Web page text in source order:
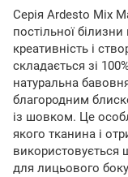
Серія Ardesto Mix
постільної
креативність і
складається зі
натуральна
благородним
із шовком. Це
якого тканина і
використовується
для лицьового